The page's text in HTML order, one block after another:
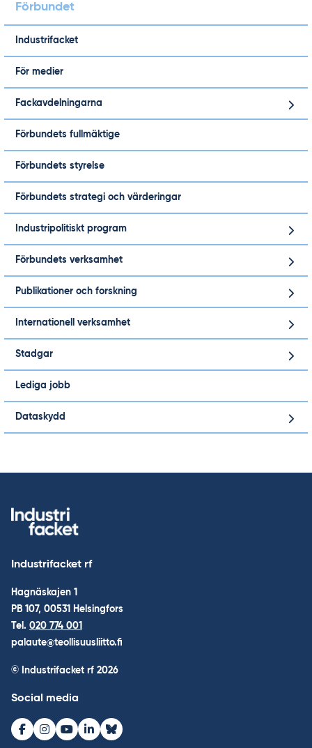
Förbundet
Industrifacket
För medier
Fackavdelningarna
Förbundets fullmäktige
Förbundets styrelse
Förbundets strategi och värderingar
Industripolitiskt program
Förbundets verksamhet
Publikationer och forskning
Internationell verksamhet
Stadgar
Lediga jobb
Dataskydd
Industrifacket rf
Hagnäskajen 1
PB 107, 00531 Helsingfors
Tel. 020 774 001
palaute@teollisuusliitto.fi
© Industrifacket rf 2026
Social media
Facebook
Instagram
Youtube
LinkedInBluesky